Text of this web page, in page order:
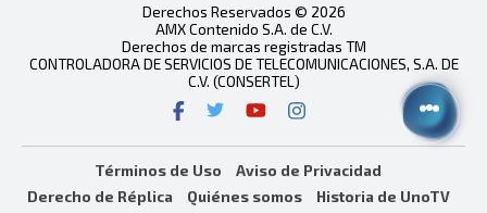
Derechos Reservados © 2026
AMX Contenido S.A. de C.V.
Derechos de marcas registradas TM
CONTROLADORA DE SERVICIOS DE TELECOMUNICACIONES, S.A. DE
C.V. (CONSERTEL)
Términos de Uso
Aviso de Privacidad
Derecho de Réplica
Quiénes somos Historia de UnoTV